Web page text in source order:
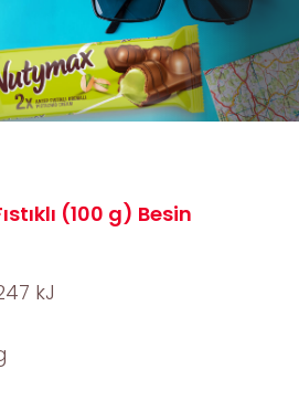
(100 g) Besin
kJ